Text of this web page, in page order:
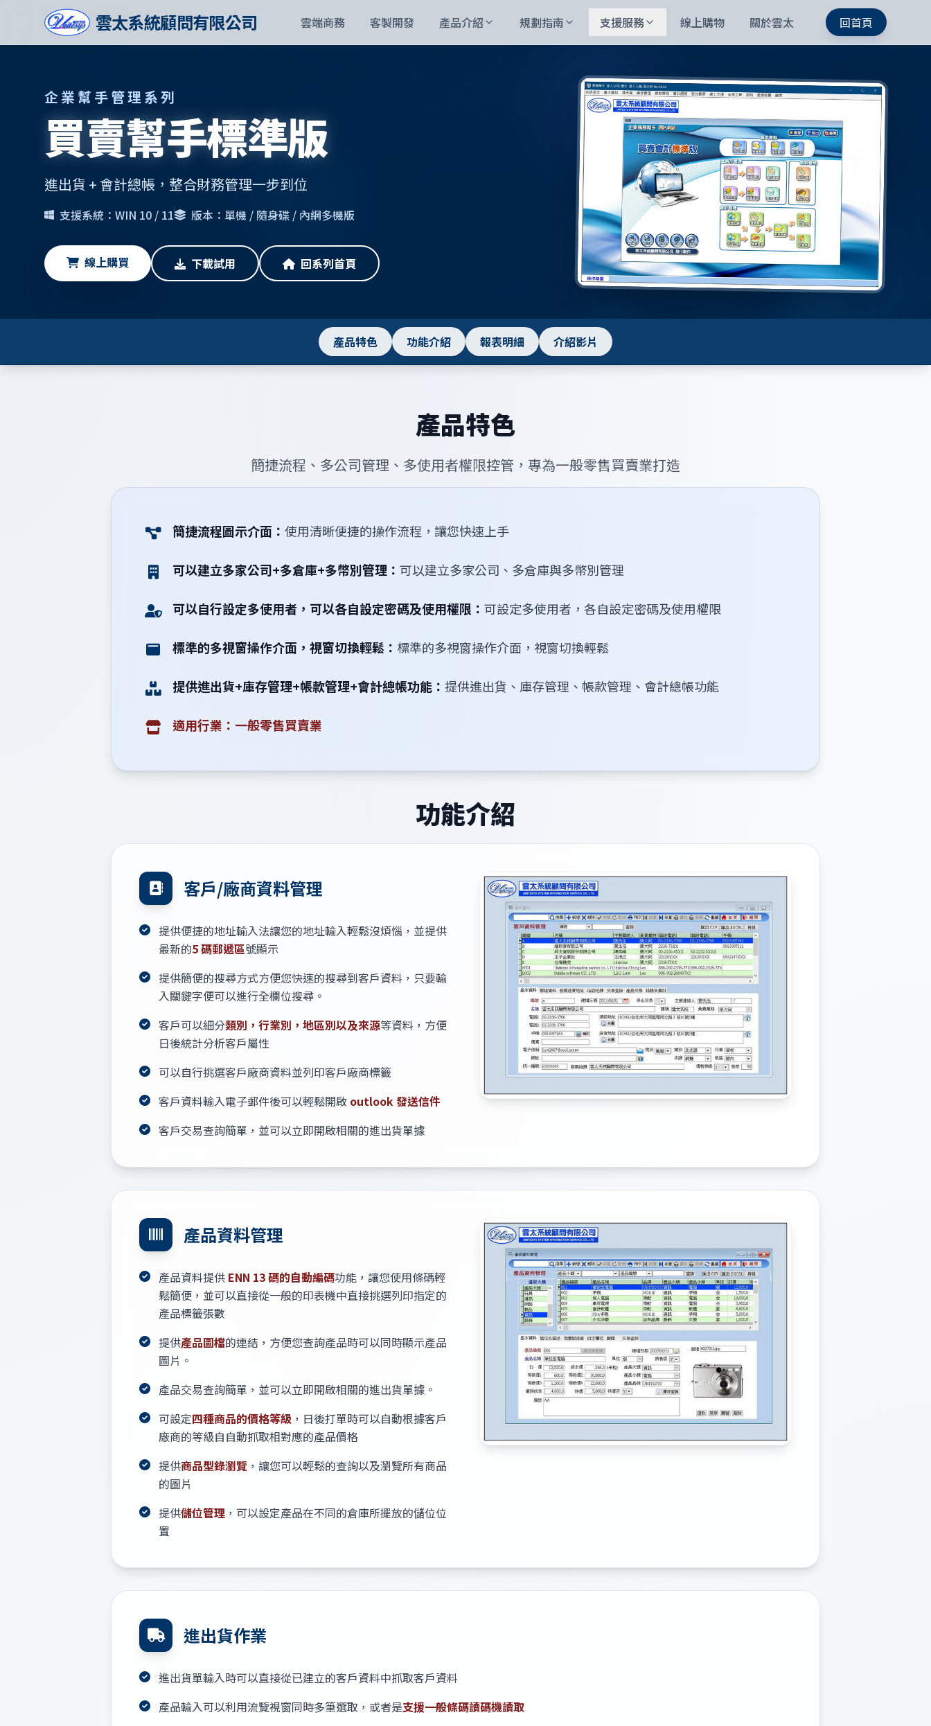
雲太系統顧問有限公司 雲端商務 客製開發 產品介紹 規劃指南 支援服務 線上購物 關於雲太 回首頁
企業幫手管理系列
買賣幫手標準版
進出貨 + 會計總帳，整合財務管理一步到位
支援系統：WIN 10 / 11 版本：單機 / 隨身碟 / 內網多機版
線上購買 下載試用 回系列首頁
產品特色 功能介紹 報表明細 介紹影片
產品特色
簡捷流程、多公司管理、多使用者權限控管，專為一般零售買賣業打造
簡捷流程圖示介面： 使用清晰便捷的操作流程，讓您快速上手
可以建立多家公司+多倉庫+多幣別管理： 可以建立多家公司、多倉庫與多幣別管理
可以自行設定多使用者，可以各自設定密碼及使用權限： 可設定多使用者，各自設定密碼及使用權限
標準的多視窗操作介面，視窗切換輕鬆： 標準的多視窗操作介面，視窗切換輕鬆
提供進出貨+庫存管理+帳款管理+會計總帳功能： 提供進出貨、庫存管理、帳款管理、會計總帳功能
適用行業：一般零售買賣業
功能介紹
客戶/廠商資料管理
提供便捷的地址輸入法讓您的地址輸入輕鬆沒煩惱，並提供
最新的5 碼郵遞區號顯示
提供簡便的搜尋方式方便您快速的搜尋到客戶資料，只要輸
入關鍵字便可以進行全欄位搜尋。
客戶可以細分類別，行業別，地區別以及來源等資料，方便
日後統計分析客戶屬性
可以自行挑選客戶廠商資料並列印客戶廠商標籤
客戶資料輸入電子郵件後可以輕鬆開啟 outlook 發送信件
客戶交易查詢簡單，並可以立即開啟相關的進出貨單據
產品資料管理
產品資料提供 ENN 13 碼的自動編碼功能，讓您使用條碼輕
鬆簡便，並可以直接從一般的印表機中直接挑選列印指定的
產品標籤張數
提供產品圖檔的連結，方便您查詢產品時可以同時顯示產品
圖片。
產品交易查詢簡單，並可以立即開啟相關的進出貨單據。
可設定四種商品的價格等級 ，日後打單時可以自動根據客戶
廠商的等級自自動抓取相對應的產品價格
提供商品型錄瀏覽 ，讓您可以輕鬆的查詢以及瀏覽所有商品
的圖片
提供儲位管理 ，可以設定產品在不同的倉庫所擺放的儲位位
置
進出貨作業
進出貨單輸入時可以直接從已建立的客戶資料中抓取客戶資料
產品輸入可以利用流覽視窗同時多筆選取，或者是支援一般條碼讀碼機讀取